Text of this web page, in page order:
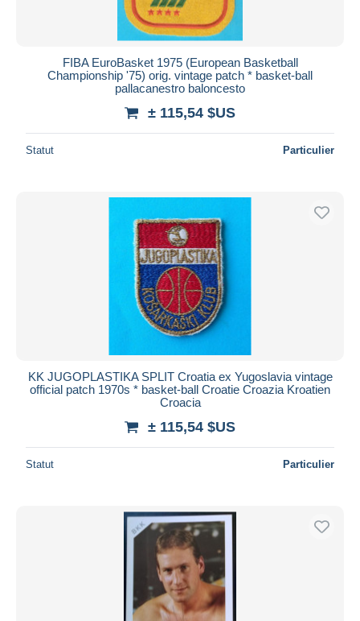
FIBA EuroBasket 1975 (European Basketball
Championship '75) orig. vintage patch * basket-ball
pallacanestro baloncesto
± 115,54 $US
Statut Particulier
KK JUGOPLASTIKA SPLIT Croatia ex Yugoslavia vintage
official patch 1970s * basket-ball Croatie Croazia Kroatien
Croacia
± 115,54 $US
Statut Particulier